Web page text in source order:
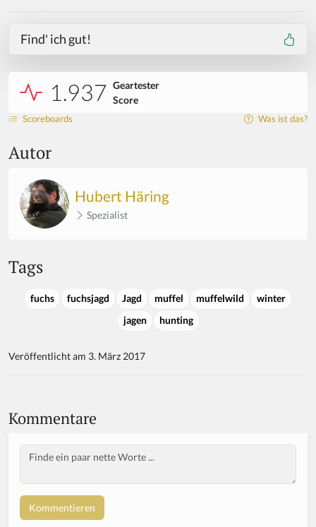
Find' ich gut!
1.937 Geartester
Score
Scoreboards Was ist das?
Autor
Hubert Häring
Spezialist
Tags
fuchs fuchsjagd Jagd muffel muffelwild
winter
jagen
hunting
Veröffentlicht am 3. März 2017
Kommentare
o
u
Body